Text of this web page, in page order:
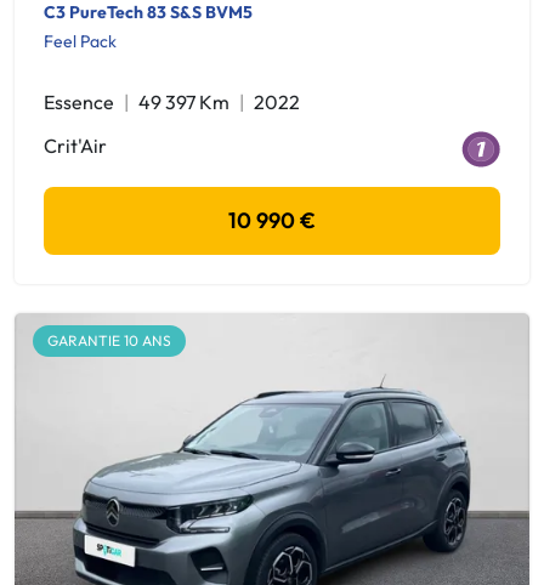
C3 PureTech 83 S&S BVM5
Feel Pack
Essence 49 397 Km
2022
Crit'Air
10 990 €
GARANTIE 10 ANS